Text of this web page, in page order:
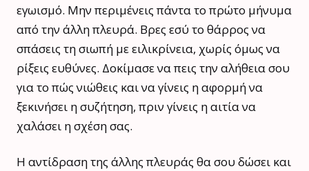
εγωισμό. Μην περιμένεις πάντα το πρώτο μήνυμα
από την άλλη πλευρά. Βρες εσύ το θάρρος να
σπάσεις τη σιωπή με ειλικρίνεια, χωρίς όμως να
ρίξεις ευθύνες. Δοκίμασε να πεις την αλήθεια σου
για το πώς νιώθεις και να γίνεις η αφορμή να
ξεκινήσει η συζήτηση, πριν γίνεις η αιτία να
χαλάσει η σχέση σας.
Η αντίδραση της άλλης πλευράς θα σου δώσει και